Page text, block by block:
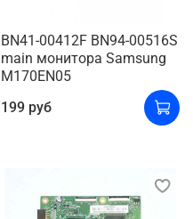
BN41-00412F BN94-00516S
main монитора Samsung
M170EN05
199 руб